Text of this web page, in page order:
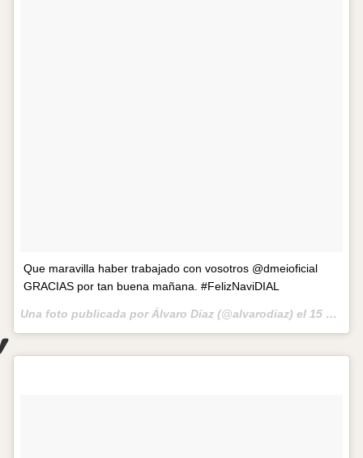
Que maravilla haber trabajado con vosotros @dmeioficial
GRACIAS por tan buena mañana. #FelizNaviDIAL
Una foto publicada por Álvaro Díaz (@alvarodiaz) el 15 de Dic de 2016 a la(s) 7:06 PST